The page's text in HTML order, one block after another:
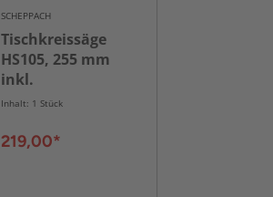
SCHEPPACH
Tischkreissäge
HS105, 255 mm
inkl.
Tischverbreiterung
Inhalt: 1 Stück
219,00*